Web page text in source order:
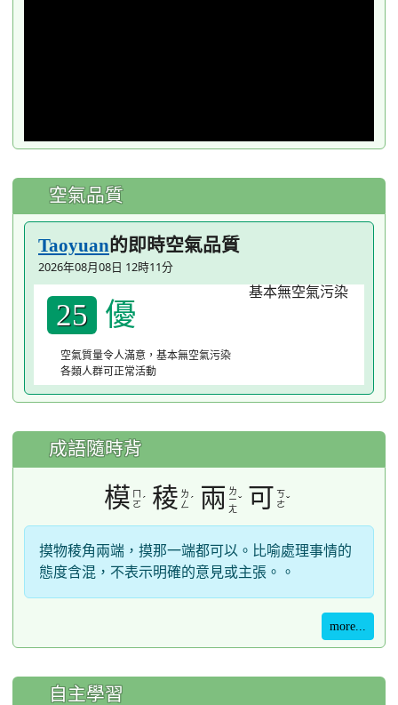
空氣品質
Taoyuan的即時空氣品質
2026年08月08日 12時11分
25 優
空氣質量令人滿意，基本無空氣污染
各類人群可正常活動
成語隨時背
模 ㄇ
ㄛˊ 稜 ㄌ
ㄥ ˊ 兩 ㄌ
ㄧ
ㄤ
ˇ 可 ㄎ
ㄜˇ
摸物稜角兩端，摸那一端都可以。比喻處理事情的
態度含混，不表示明確的意見或主張。。
more...
自主學習